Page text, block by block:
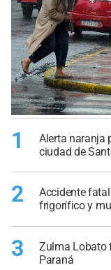
1
Alerta naranja
ciudad de
2
Accidente
frigorífico y
3
Zulma Lobato
Paraná